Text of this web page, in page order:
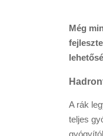
Még
A rák
teljes